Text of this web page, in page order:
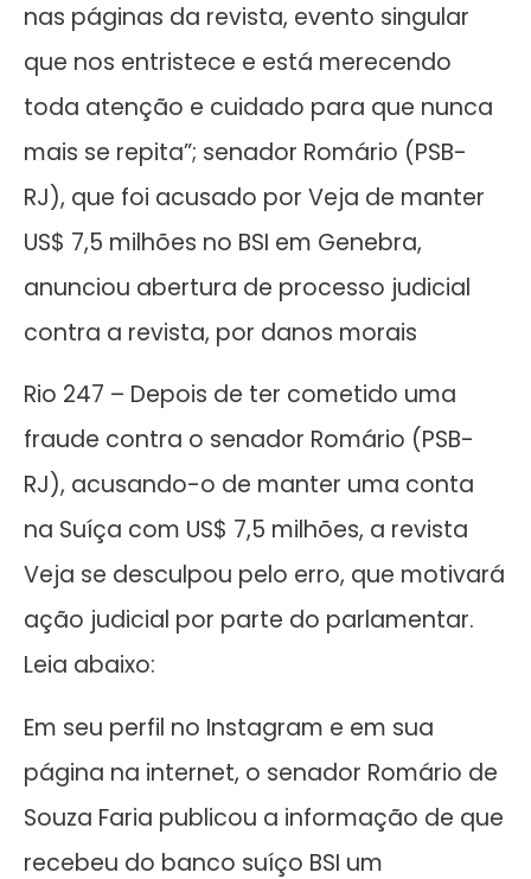
nas páginas da revista, evento singular
que nos entristece e está merecendo
toda atenção e cuidado para que nunca
mais se repita”; senador Romário (PSB-
RJ), que foi acusado por Veja de manter
US$ 7,5 milhões no BSI em Genebra,
anunciou abertura de processo judicial
contra a revista, por danos morais
Rio 247 – Depois de ter cometido uma
fraude contra o senador Romário (PSB-
RJ), acusando-o de manter uma conta
na Suíça com US$ 7,5 milhões, a revista
Veja se desculpou pelo erro, que motivará
ação judicial por parte do parlamentar.
Leia abaixo:
Em seu perfil no Instagram e em sua
página na internet, o senador Romário de
Souza Faria publicou a informação de que
recebeu do banco suíço BSI um